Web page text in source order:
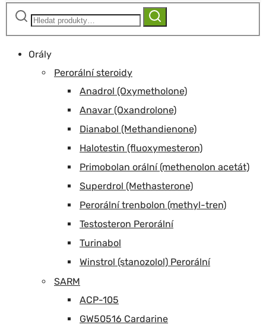
Hledat:
Hledat
Orály
Perorální steroidy
Anadrol (Oxymetholone)
Anavar (Oxandrolone)
Dianabol (Methandienone)
Halotestin (fluoxymesteron)
Primobolan orální (methenolon acetát)
Superdrol (Methasterone)
Perorální trenbolon (methyl-tren)
Testosteron Perorální
Turinabol
Winstrol (stanozolol) Perorální
SARM
ACP-105
GW50516 Cardarine